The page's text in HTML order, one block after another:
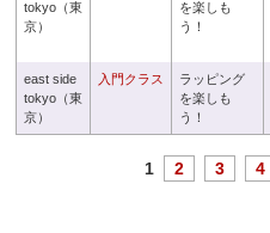
tokyo（東
京）
を楽しも
う！
east side
tokyo（東
京）
入門クラス
ラッピング
を楽しも
う！
1 2 3 4